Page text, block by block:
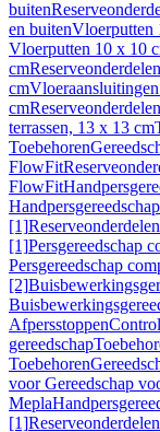
buiten
en buitenVloerputten
Vloerputten 10 x 10
cm
cm
cm
terrassen, 13 x 13 cm
Toebehoren
FlowFit
FlowFit
Handpersgereedschap
[1]
[1]Persgereedschap
Persgereedschap
[2]
Afpersstoppen
gereedschap
Toebehoren
voor Gereedschap
Mepla
[1]